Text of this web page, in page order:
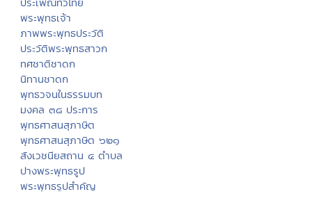
พระพุทธเจ้า
ภาพพระพุทธประวัติ
ประวัติพระพุทธสาวก
ทศชาติชาดก
นิทานชาดก
พุทธวจนในธรรมบท
มงคล ๓๘ ประการ
พุทธศาสนสุภาษิต
พุทธศาสนสุภาษิต ๖๒๑
สังเวชนียสถาน ๔ ตำบล
ปางพระพุทธรูป
พระพุทธรูปสำคัญ